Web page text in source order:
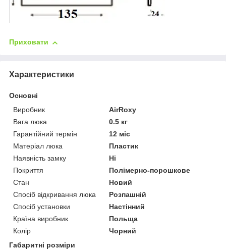
Приховати
Характеристики
Основні
Виробник
AirRoxy
Вага люка
0.5 кг
Гарантійний термін
12 міс
Матеріал люка
Пластик
Наявність замку
Ні
Покриття
Полімерно-порошкове
Стан
Новий
Спосіб відкривання люка
Розпашній
Спосіб установки
Настінний
Країна виробник
Польща
Колір
Чорний
Габаритні розміри